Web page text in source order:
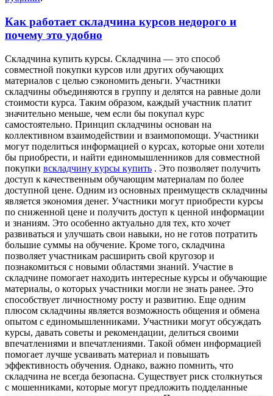
Как работает складчина курсов недорого и
почему это удобно
Склaдчинa купить курсы. Склaдчинa — этo способ
совместной покупки курсов или других обучающих
материалов с целью сэкономить деньги. Участники
складчины объединяются в группу и делятся на равные доли
стоимости курса. Таким образом, каждый участник платит
значительно меньше, чем если бы покупал курс
самостоятельно. Принцип складчины основан на
коллективном взаимодействии и взаимопомощи. Участники
могут поделиться информацией о курсах, которые они хотели
бы приобрести, и найти единомышленников для совместной
покупки вскладчину курсы купить . Это позволяет получить
доступ к качественным обучающим материалам по более
доступной цене. Одним из основных преимуществ складчины
является экономия денег. Участники могут приобрести курсы
по сниженной цене и получить доступ к ценной информации
и знаниям. Это особенно актуально для тех, кто хочет
развиваться и улучшать свои навыки, но не готов потратить
большие суммы на обучение. Кроме того, складчина
позволяет участникам расширить свой кругозор и
познакомиться с новыми областями знаний. Участие в
складчине помогает находить интересные курсы и обучающие
материалы, о которых участники могли не знать ранее. Это
способствует личностному росту и развитию. Еще одним
плюсом складчины является возможность общения и обмена
опытом с единомышленниками. Участники могут обсуждать
курсы, давать советы и рекомендации, делиться своими
впечатлениями и впечатлениями. Такой обмен информацией
помогает лучше усваивать материал и повышать
эффективность обучения. Однако, важно помнить, что
складчина не всегда безопасна. Существует риск столкнуться
с мошенниками, которые могут предложить подделанные